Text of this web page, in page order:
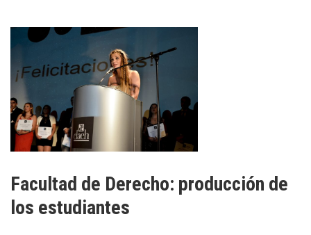
Facultad de Derecho: producción de
los estudiantes